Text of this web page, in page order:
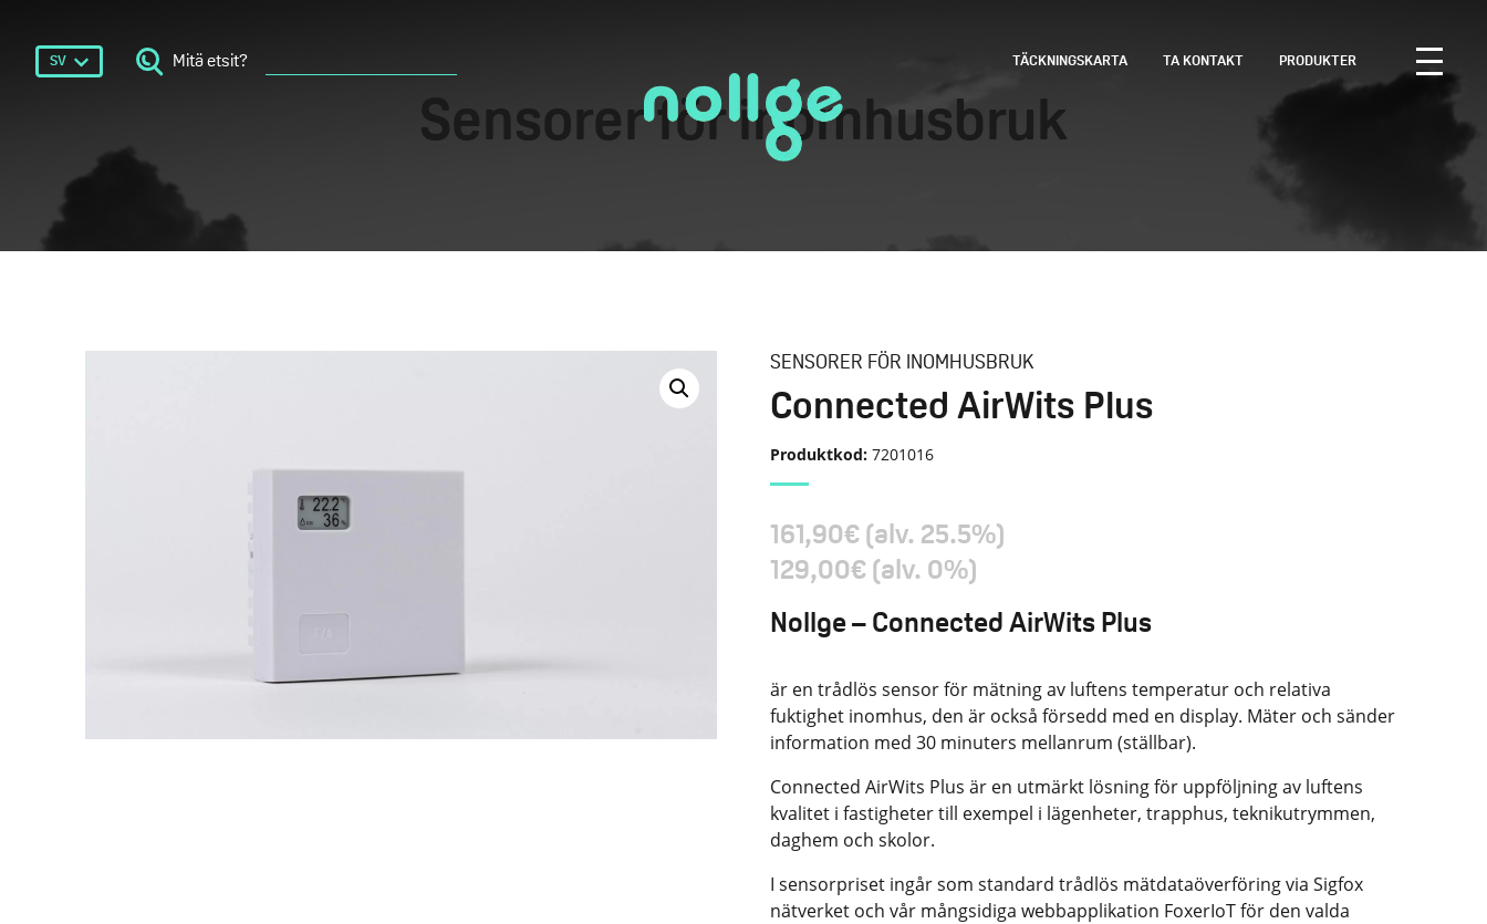
SV Mitä etsit? TÄCKNINGSKARTA TA KONTAKT PRODUKTER
Sensorer för inomhusbruk
SENSORER FÖR INOMHUSBRUK
Connected AirWits Plus
Produktkod: 7201016
161,90€ (alv. 25.5%)
129,00€ (alv. 0%)
Nollge – Connected AirWits Plus
är en trådlös sensor för mätning av luftens temperatur och relativa
fuktighet inomhus, den är också försedd med en display. Mäter och sänder
information med 30 minuters mellanrum (ställbar).
Connected AirWits Plus är en utmärkt lösning för uppföljning av luftens
kvalitet i fastigheter till exempel i lägenheter, trapphus, teknikutrymmen,
daghem och skolor.
I sensorpriset ingår som standard trådlös mätdataöverföring via Sigfox
nätverket och vår mångsidiga webbapplikation FoxerIoT för den valda